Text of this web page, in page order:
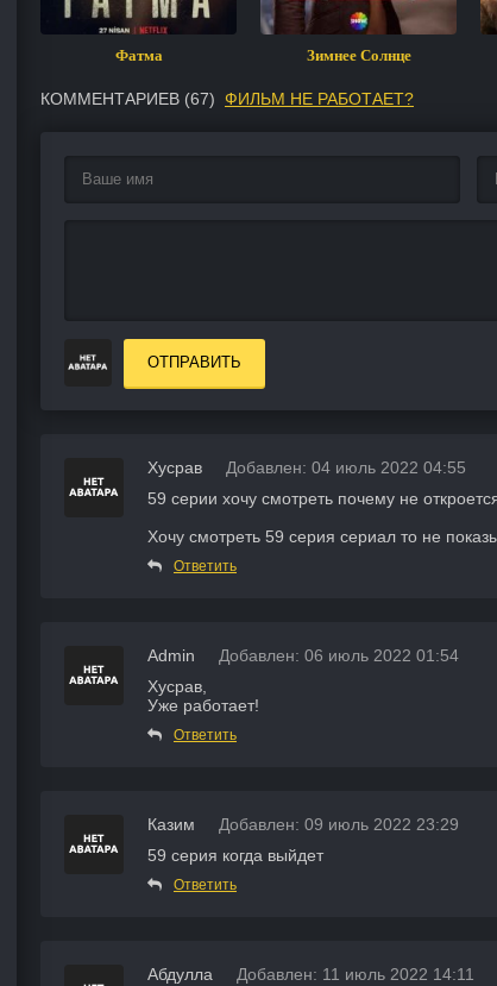
Фатма Зимнее Солнце
КОММЕНТАРИЕВ (67) ФИЛЬМ НЕ РАБОТАЕТ?
ОТПРАВИТЬ
Хусрав Добавлен: 04 июль 2022 04:55
59 серии хочу смотреть почему не
Хочу смотреть 59 серия сериал то не
Ответить
Admin Добавлен: 06 июль 2022 01:54
Хусрав,
Уже работает!
Ответить
Казим Добавлен: 09 июль 2022 23:29
59 серия когда выйдет
Ответить
Абдулла Добавлен: 11 июль 2022 14:11